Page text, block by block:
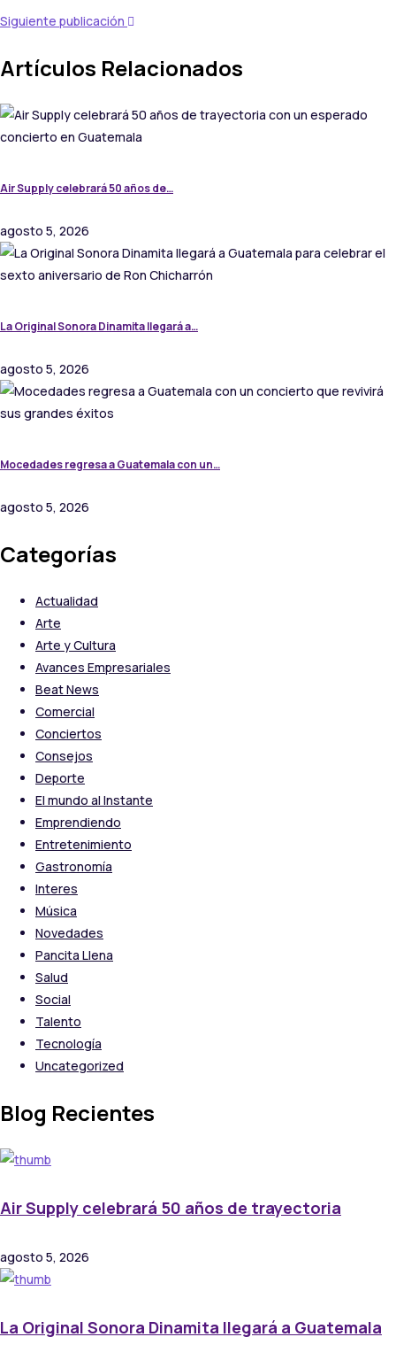
Siguiente publicación
Artículos Relacionados
Air Supply celebrará 50 años de…
agosto 5, 2026
La Original Sonora Dinamita llegará a…
agosto 5, 2026
Mocedades regresa a Guatemala con un…
agosto 5, 2026
Categorías
Actualidad
Arte
Arte y Cultura
Avances Empresariales
Beat News
Comercial
Conciertos
Consejos
Deporte
El mundo al Instante
Emprendiendo
Entretenimiento
Gastronomía
Interes
Música
Novedades
Pancita Llena
Salud
Social
Talento
Tecnología
Uncategorized
Blog Recientes
Air Supply celebrará 50 años de trayectoria
agosto 5, 2026
La Original Sonora Dinamita llegará a Guatemala